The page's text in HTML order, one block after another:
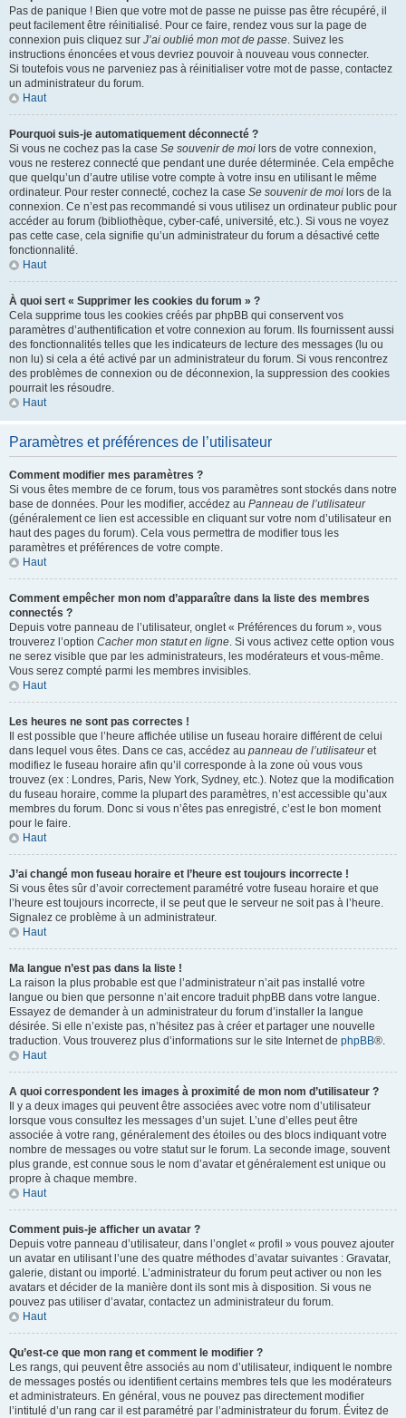
Pas de panique ! Bien que votre mot de passe ne puisse pas être récupéré, il
peut facilement être réinitialisé. Pour ce faire, rendez vous sur la page de
connexion puis cliquez sur J’ai oublié mon mot de passe. Suivez les
instructions énoncées et vous devriez pouvoir à nouveau vous connecter.
Si toutefois vous ne parveniez pas à réinitialiser votre mot de passe, contactez
un administrateur du forum.
Haut
Pourquoi suis-je automatiquement déconnecté ?
Si vous ne cochez pas la case Se souvenir de moi lors de votre connexion,
vous ne resterez connecté que pendant une durée déterminée. Cela empêche
que quelqu’un d’autre utilise votre compte à votre insu en utilisant le même
ordinateur. Pour rester connecté, cochez la case Se souvenir de moi lors de la
connexion. Ce n’est pas recommandé si vous utilisez un ordinateur public pour
accéder au forum (bibliothèque, cyber-café, université, etc.). Si vous ne voyez
pas cette case, cela signifie qu’un administrateur du forum a désactivé cette
fonctionnalité.
Haut
À quoi sert « Supprimer les cookies du forum » ?
Cela supprime tous les cookies créés par phpBB qui conservent vos
paramètres d’authentification et votre connexion au forum. Ils fournissent aussi
des fonctionnalités telles que les indicateurs de lecture des messages (lu ou
non lu) si cela a été activé par un administrateur du forum. Si vous rencontrez
des problèmes de connexion ou de déconnexion, la suppression des cookies
pourrait les résoudre.
Haut
Paramètres et préférences de l’utilisateur
Comment modifier mes paramètres ?
Si vous êtes membre de ce forum, tous vos paramètres sont stockés dans notre
base de données. Pour les modifier, accédez au Panneau de l’utilisateur
(généralement ce lien est accessible en cliquant sur votre nom d’utilisateur en
haut des pages du forum). Cela vous permettra de modifier tous les
paramètres et préférences de votre compte.
Haut
Comment empêcher mon nom d’apparaître dans la liste des membres
connectés ?
Depuis votre panneau de l’utilisateur, onglet « Préférences du forum », vous
trouverez l’option Cacher mon statut en ligne. Si vous activez cette option vous
ne serez visible que par les administrateurs, les modérateurs et vous-même.
Vous serez compté parmi les membres invisibles.
Haut
Les heures ne sont pas correctes !
Il est possible que l’heure affichée utilise un fuseau horaire différent de celui
dans lequel vous êtes. Dans ce cas, accédez au panneau de l’utilisateuret
modifiez le fuseau horaire afin qu’il corresponde à la zone où vous vous
trouvez (ex : Londres, Paris, New York, Sydney, etc.). Notez que la modification
du fuseau horaire, comme la plupart des paramètres, n’est accessible qu’aux
membres du forum. Donc si vous n’êtes pas enregistré, c’est le bon moment
pour le faire.
Haut
J’ai changé mon fuseau horaire et l’heure est toujours incorrecte !
Si vous êtes sûr d’avoir correctement paramétré votre fuseau horaire et que
l’heure est toujours incorrecte, il se peut que le serveur ne soit pas à l’heure.
Signalez ce problème à un administrateur.
Haut
Ma langue n’est pas dans la liste !
La raison la plus probable est que l’administrateur n’ait pas installé votre
langue ou bien que personne n’ait encore traduit phpBB dans votre langue.
Essayez de demander à un administrateur du forum d’installer la langue
désirée. Si elle n’existe pas, n’hésitez pas à créer et partager une nouvelle
traduction. Vous trouverez plus d’informations sur le site Internet de phpBB®.
Haut
A quoi correspondent les images à proximité de mon nom d’utilisateur ?
Il y a deux images qui peuvent être associées avec votre nom d’utilisateur
lorsque vous consultez les messages d’un sujet. L’une d’elles peut être
associée à votre rang, généralement des étoiles ou des blocs indiquant votre
nombre de messages ou votre statut sur le forum. La seconde image, souvent
plus grande, est connue sous le nom d’avatar et généralement est unique ou
propre à chaque membre.
Haut
Comment puis-je afficher un avatar ?
Depuis votre panneau d’utilisateur, dans l’onglet « profil » vous pouvez ajouter
un avatar en utilisant l’une des quatre méthodes d’avatar suivantes : Gravatar,
galerie, distant ou importé. L’administrateur du forum peut activer ou non les
avatars et décider de la manière dont ils sont mis à disposition. Si vous ne
pouvez pas utiliser d’avatar, contactez un administrateur du forum.
Haut
Qu’est-ce que mon rang et comment le modifier ?
Les rangs, qui peuvent être associés au nom d’utilisateur, indiquent le nombre
de messages postés ou identifient certains membres tels que les modérateurs
et administrateurs. En général, vous ne pouvez pas directement modifier
l’intitulé d’un rang car il est paramétré par l’administrateur du forum. Évitez de